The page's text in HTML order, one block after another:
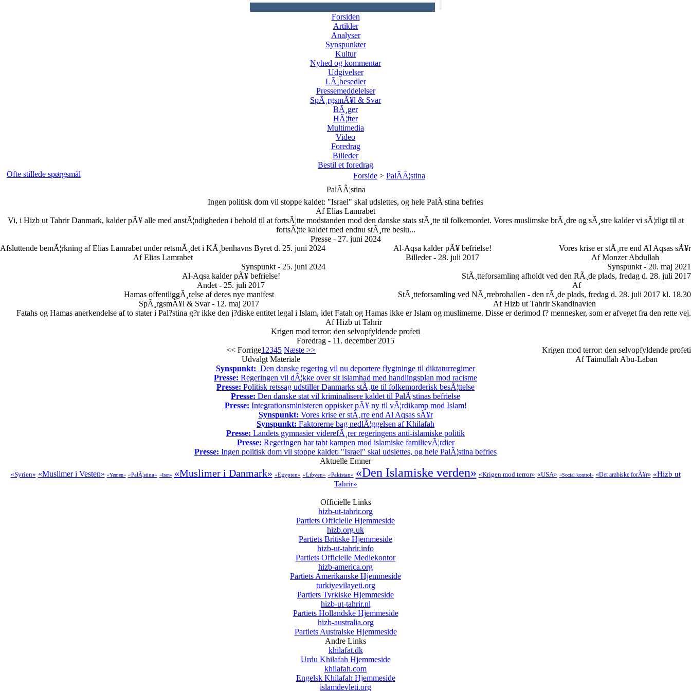
Forsiden
Artikler
Analyser
Synspunkter
Kultur
Nyhed og kommentar
Udgivelser
LÃ¸besedler
Pressemeddelelser
SpÃ¸rgsmÃ¥l & Svar
BÃ¸ger
HÃ¦fter
Multimedia
Video
Foredrag
Billeder
Bestil et foredrag
Ofte stillede spørgsmål
Forside > PalÃÂ¦stina
PalÃÂ¦stina
Ingen politisk dom vil stoppe kaldet: "Israel" skal udslettes, og hele PalÃ¦stina befries
Af Elias Lamrabet
Vi, i Hizb ut Tahrir Danmark, kalder pÃ¥ alle med anstÃ¦ndigheden i behold til at fortsÃ¦tte modstanden mod den danske stats stÃ¸tte til folkemordet. Vores muslimske brÃ¸dre og sÃ¸stre kalder vi sÃ¦rligt til at
fortsÃ¦tte kaldet med endnu stÃ¸rre beslu...
Presse - 27. juni 2024
Afsluttende bemÃ¦rkning af Elias Lamrabet under retsmÃ¸det i KÃ¸benhavns Byret d. 25. juni 2024
Af Elias Lamrabet
Synspunkt - 25. juni 2024
Vores krise er stÃ¸rre end Al Aqsas sÃ¥r
Af Monzer Abdullah
Synspunkt - 20. maj 2021
Al-Aqsa kalder pÃ¥ befrielse!
Billeder - 28. juli 2017
StÃ¸tteforsamling afholdt ved den RÃ¸de plads, fredag d. 28. juli 2017
Af
Al-Aqsa kalder pÃ¥ befrielse!
Andet - 25. juli 2017
StÃ¸tteforsamling ved NÃ¸rrebrohallen - den rÃ¸de plads, fredag d. 28. juli 2017 kl. 18.30
Af Hizb ut Tahrir Skandinavien
Hamas offentliggÃ¸relse af deres nye manifest
SpÃ¸rgsmÃ¥l & Svar - 12. maj 2017
Fatahs og Hamas anerkendelse af to stater i Pal?stina g?r ikke den j?diske entitet legal i Islam, idet Fatah og Hamas ikke er Islam og muslimerne. Disse er derimod f? mennesker, som er afveget fra den rette vej.
Af Hizb ut Tahrir
Krigen mod terror: den selvopfyldende profeti
Foredrag - 11. december 2015
Krigen mod terror: den selvopfyldende profeti
Af Taimullah Abu-Laban
<< Forrige1 2345 Næste >>
Udvalgt Materiale
Synspunkt: Den danske regering vil nu deportere flygtninge til diktaturregimer
Presse: Regeringen vil dÃ¦kke over sit islamhad med handlingsplan mod racisme
Presse: Politisk retssag udstiller Danmarks stÃ¸tte til folkemorderisk besÃ¦ttelse
Presse: Den danske stat vil kriminalisere kaldet til PalÃ¦stinas befrielse
Presse: Integrationsministeren oppisker pÃ¥ ny til vÃ¦rdikamp mod Islam!
Synspunkt: Vores krise er stÃ¸rre end Al Aqsas sÃ¥r
Synspunkt: Faktorerne bag nedlÃ¦ggelsen af Khilafah
Presse: Landets gymnasier viderefÃ¸rer regeringens anti-islamiske politik
Presse: Regeringen har tabt kampen mod islamiske familievÃ¦rdier
Presse: Ingen politisk dom vil stoppe kaldet: "Israel" skal udslettes, og hele PalÃ¦stina befries
Aktuelle Emner
«Syrien» «Muslimer i Vesten» «Yemen» «PalÃ¦stina» «Iran» «Muslimer i Danmark» «Egypten» «Libyen» «Pakistan» «Den Islamiske verden» «Krigen mod terror» «USA» «Social kontrol» «Det arabiske forÃ¥r» «Hizb ut
Tahrir»
Officielle Links
hizb-ut-tahrir.org
Partiets Officielle Hjemmeside
hizb.org.uk
Partiets Britiske Hjemmeside
hizb-ut-tahrir.info
Partiets Officielle Mediekontor
hizb-america.org
Partiets Amerikanske Hjemmeside
turkiyevilayeti.org
Partiets Tyrkiske Hjemmeside
hizb-ut-tahrir.nl
Partiets Hollandske Hjemmeside
hizb-australia.org
Partiets Australske Hjemmeside
Andre Links
khilafat.dk
Urdu Khilafah Hjemmeside
khilafah.com
Engelsk Khilafah Hjemmeside
islamdevleti.org